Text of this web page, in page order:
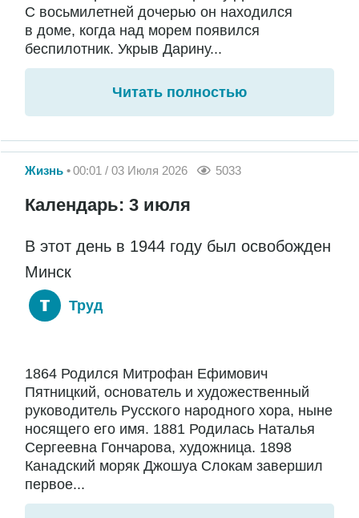
С восьмилетней дочерью он находился
в доме, когда над морем появился
беспилотник. Укрыв Дарину...
Читать полностью
Жизнь 00:01 / 03 Июля 2026 5033
Календарь: 3 июля
В этот день в 1944 году был освобожден
Минск
Труд
1864 Родился Митрофан Ефимович
Пятницкий, основатель и художественный
руководитель Русского народного хора, ныне
носящего его имя. 1881 Родилась Наталья
Сергеевна Гончарова, художница. 1898
Канадский моряк Джошуа Слокам завершил
первое...